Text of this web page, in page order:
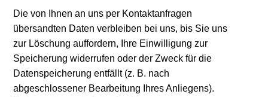
Die von Ihnen an uns per Kontaktanfragen
übersandten Daten verbleiben bei uns, bis Sie uns
zur Löschung auffordern, Ihre Einwilligung zur
Speicherung widerrufen oder der Zweck für die
Datenspeicherung entfällt (z. B. nach
abgeschlossener Bearbeitung Ihres Anliegens).